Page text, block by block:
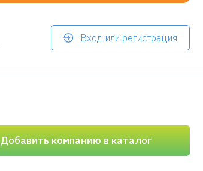
Вход или регистрация
Добавить компанию в каталог